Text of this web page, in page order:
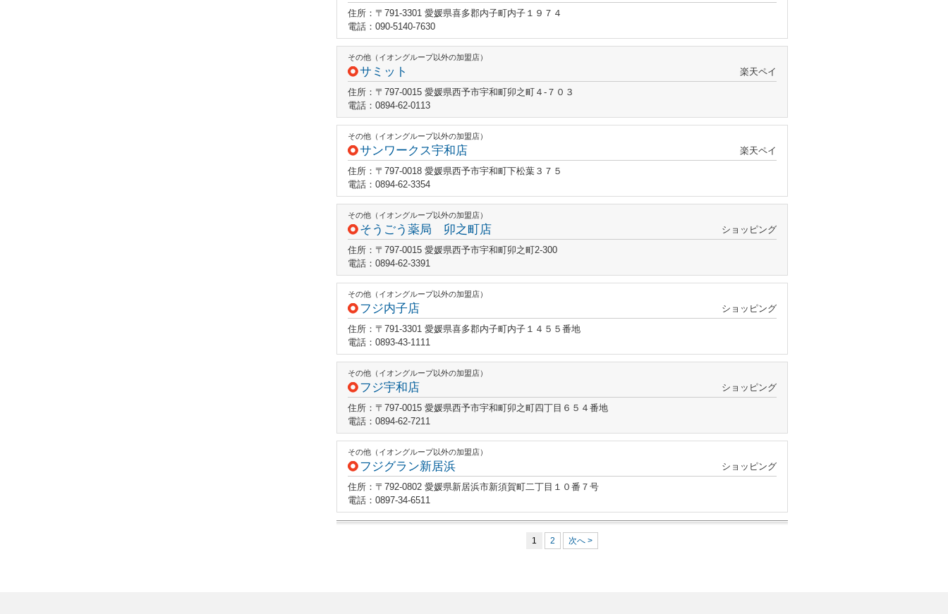
住所：〒791-3301 愛媛県喜多郡内子町内子１９７４
電話：090-5140-7630
その他（イオングループ以外の加盟店）
サミット
楽天ペイ
住所：〒797-0015 愛媛県西予市宇和町卯之町４‐７０３
電話：0894-62-0113
その他（イオングループ以外の加盟店）
サンワークス宇和店
楽天ペイ
住所：〒797-0018 愛媛県西予市宇和町下松葉３７５
電話：0894-62-3354
その他（イオングループ以外の加盟店）
そうごう薬局 卯之町店
ショッピング
住所：〒797-0015 愛媛県西予市宇和町卯之町2-300
電話：0894-62-3391
その他（イオングループ以外の加盟店）
フジ内子店
ショッピング
住所：〒791-3301 愛媛県喜多郡内子町内子１４５５番地
電話：0893-43-1111
その他（イオングループ以外の加盟店）
フジ宇和店
ショッピング
住所：〒797-0015 愛媛県西予市宇和町卯之町四丁目６５４番地
電話：0894-62-7211
その他（イオングループ以外の加盟店）
フジグラン新居浜
ショッピング
住所：〒792-0802 愛媛県新居浜市新須賀町二丁目１０番７号
電話：0897-34-6511
1 2 次へ >